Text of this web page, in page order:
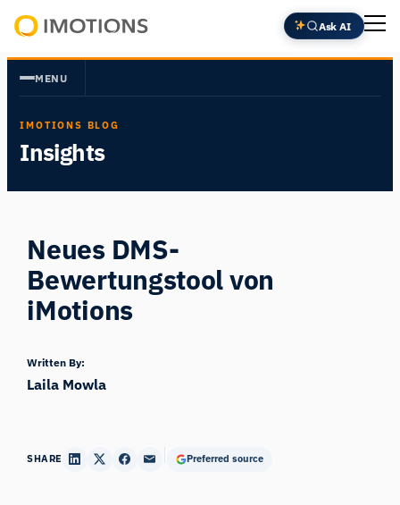
Zum
Inhalt
springen
Insight
Ask AI
MENU
IMOTIONS BLOG
Insights
Neues DMS-
Bewertungstool von
iMotions
Written By:
Laila Mowla
SHARE Preferred source